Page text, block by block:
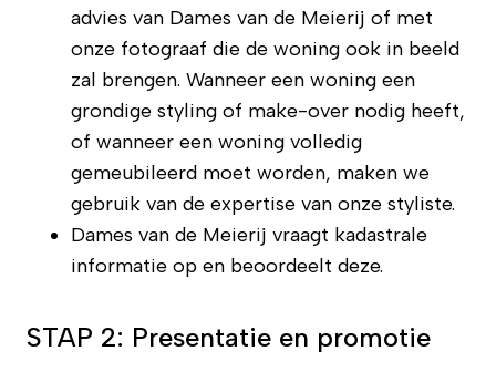
advies van Dames van de Meierij of met
onze fotograaf die de woning ook in beeld
zal brengen. Wanneer een woning een
grondige styling of make-over nodig heeft,
of wanneer een woning volledig
gemeubileerd moet worden, maken we
gebruik van de expertise van onze styliste.
Dames van de Meierij vraagt kadastrale
informatie op en beoordeelt deze.
STAP 2: Presentatie en promotie